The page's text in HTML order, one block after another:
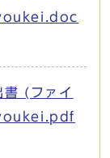
書 (ファイ